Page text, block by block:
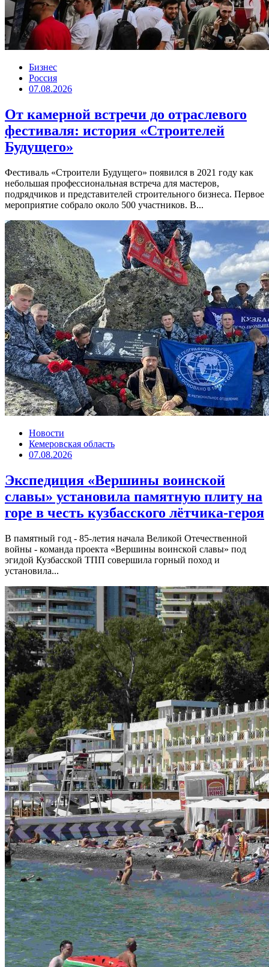
Бизнес
Россия
07.08.2026
От камерной встречи до отраслевого
фестиваля: история «Строителей
Будущего»
Фестиваль «Строители Будущего» появился в 2021 году как
небольшая профессиональная встреча для мастеров,
подрядчиков и представителей строительного бизнеса. Первое
мероприятие собрало около 500 участников. В...
Новости
Кемеровская область
07.08.2026
Экспедиция «Вершины воинской
славы» установила памятную плиту на
горе в честь кузбасского лётчика-героя
В памятный год - 85-летия начала Великой Отечественной
войны - команда проекта «Вершины воинской славы» под
эгидой Кузбасской ТПП совершила горный поход и
установила...